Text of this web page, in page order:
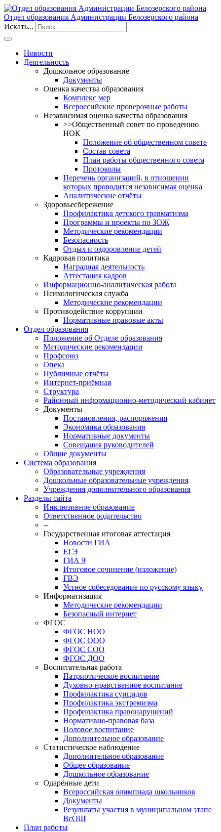
Отдел образования Администрации Белозерского района
Искать...
Новости
Деятельность
Дошкольное образование
Документы
Оценка качества образования
Комплекс мер
Всероссийские проверочные работы
Независимая оценка качества образования
>>Общественный совет по проведению
НОК
Положение об общественном совете
Состав совета
План работы общественного совета
Протоколы
Перечень организаций, в отношении
которых проводится независимая оценка
Аналитические отчёты
Здоровьесбережение
Профилактика детского травматизма
Программы и проекты по ЗОЖ
Методические рекомендации
Безопасность
Отдых и оздоровление детей
Кадровая политика
Наградная деятельность
Аттестация кадров
Информационно-аналитическая работа
Психологическая служба
Методические рекомендации
Противодействие коррупции
Нормативные правовые акты
Отдел образования
Положение об Отделе образования
Методические рекомендации
Профсоюз
Опека
Публичные отчёты
Интернет-приёмная
Структура
Районный информационно-методический кабинет
Документы
Постановления, распоряжения
Экономика образования
Нормативные документы
Совещания руководителей
Общие документы
Система образования
Образовательные учреждения
Дошкольные образовательные учреждения
Учреждения дополнительного образования
Разделы сайта
Инклюзивное образование
Ответственное родительство
--
Государственная итоговая аттестация
Новости ГИА
ЕГЭ
ГИА 9
Итоговое сочинение (изложение)
ГВЭ
Устное собеседование по русскому языку
Информатизация
Методические рекомендации
Безопасный интернет
ФГОС
ФГОС НОО
ФГОС ООО
ФГОС СОО
ФГОС ДОО
Воспитательная работа
Патриотическое воспитание
Духовно-нравственное воспитание
Профилактика суицидов
Профилактика экстремизма
Профилактика правонарушений
Нормативно-правовая база
Половое воспитание
Дополнительное образование
Статистическое наблюдение
Дополнительное образование
Общее образование
Дошкольное образование
Одарённые дети
Всероссийская олимпиада школьников
Документы
Результаты участия в муниципальном этапе
ВсОШ
План работы